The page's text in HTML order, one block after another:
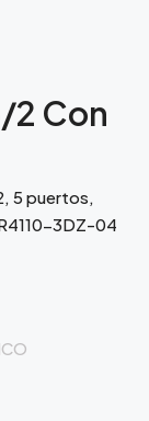
2 Con
5 puertos,
3DZ-04